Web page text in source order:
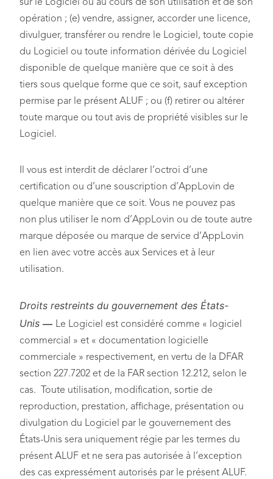
sur le Logiciel ou au cours de son utilisation et de son
opération ; (e) vendre, assigner, accorder une licence,
divulguer, transférer ou rendre le Logiciel, toute copie
du Logiciel ou toute information dérivée du Logiciel
disponible de quelque manière que ce soit à des
tiers sous quelque forme que ce soit, sauf exception
permise par le présent ALUF ; ou (f) retirer ou altérer
toute marque ou tout avis de propriété visibles sur le
Logiciel.
Il vous est interdit de déclarer l’octroi d’une
certification ou d’une souscription d’AppLovin de
quelque manière que ce soit. Vous ne pouvez pas
non plus utiliser le nom d’AppLovin ou de toute autre
marque déposée ou marque de service d’AppLovin
en lien avec votre accès aux Services et à leur
utilisation.
Droits restreints du gouvernement des États-
Unis — Le Logiciel est considéré comme « logiciel
commercial » et « documentation logicielle
commerciale » respectivement, en vertu de la DFAR
section 227.7202 et de la FAR section 12.212, selon le
cas. Toute utilisation, modification, sortie de
reproduction, prestation, affichage, présentation ou
divulgation du Logiciel par le gouvernement des
États-Unis sera uniquement régie par les termes du
présent ALUF et ne sera pas autorisée à l’exception
des cas expressément autorisés par le présent ALUF.